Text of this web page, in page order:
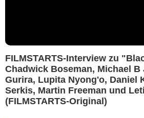
FILMSTARTS-Interview zu
Chadwick Boseman, Michael B
Gurira, Lupita Nyong'o, Daniel
Serkis, Martin Freeman und
(FILMSTARTS-Original)